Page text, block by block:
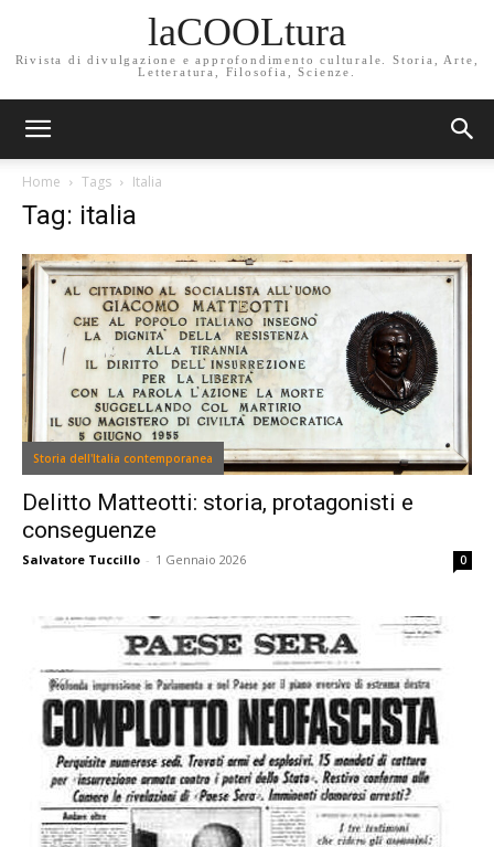
laCOOLtura
Rivista di divulgazione e approfondimento culturale. Storia, Arte,
Letteratura, Filosofia, Scienze.
Home Tags Italia
Tag: italia
Storia dell'Italia contemporanea
Delitto Matteotti: storia, protagonisti e
conseguenze
Salvatore Tuccillo - 1 Gennaio 2026 0